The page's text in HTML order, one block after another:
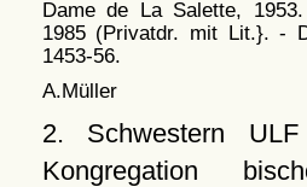
Dame de La Salette,
1985 (Privatdr. mit Lit.}. -
1453-56.
A.Müller
2. Schwestern
Kongregation